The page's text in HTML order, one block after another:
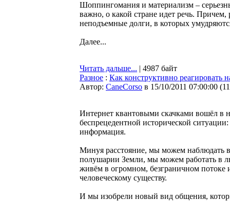
Шоппингомания и материализм –
важно, о какой стране идет речь. Причем,
неподъемные долги, в которых
Далее...
Читать дальше... | 4987 байт
Разное : Как конструктивно реагировать
Автор: CaneCorso в 15/10/2011 07:00:00 (
Интернет квантовыми скачками вошёл в
беспрецедентной исторической
информация.
Минуя расстояние, мы можем наблюдать
полушарии Земли, мы можем работать в
живём в огромном, безграничном
человеческому существу.
И мы изобрели новый вид общения,